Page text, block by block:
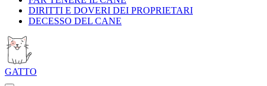
DIRITTI E DOVERI DEI PROPRIETARI
DECESSO DEL CANE
GATTO